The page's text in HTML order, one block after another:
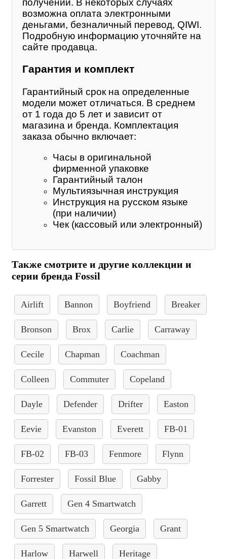
получении. В некоторых случаях
возможна оплата электронными
деньгами, безналичный перевод, QIWI.
Подробную информацию уточняйте на
сайте продавца.
Гарантия и комплект
Гарантийный срок на определенные
модели может отличаться. В среднем
от 1 года до 5 лет и зависит от
магазина и бренда. Комплектация
заказа обычно включает:
Часы в оригинальной
фирменной упаковке
Гарантийный талон
Мультиязычная инструкция
Инструкция на русском языке
(при наличии)
Чек (кассовый или электронный)
Также смотрите и другие коллекции и
серии бренда Fossil
Airlift Bannon Boyfriend Breaker
Bronson Brox Carlie Carraway
Cecile Chapman Coachman
Colleen Commuter Copeland
Dayle Defender Drifter Easton
Eevie Evanston Everett FB-01
FB-02 FB-03 Fenmore Flynn
Forrester Fossil Blue Gabby
Garrett Gen 4 Smartwatch
Gen 5 Smartwatch Georgia Grant
Harlow Harwell Heritage